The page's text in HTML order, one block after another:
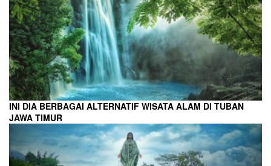
INI DIA BERBAGAI ALTERNATIF WISATA ALAM DI TUBAN
JAWA TIMUR